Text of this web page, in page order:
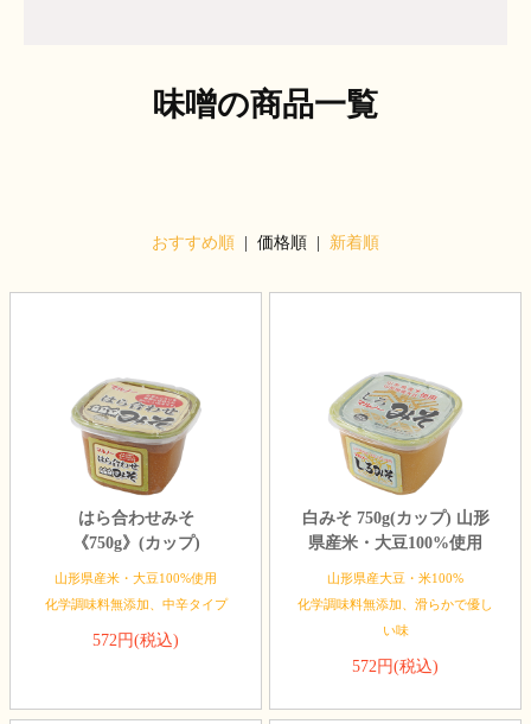
味噌の商品一覧
おすすめ順 | 価格順 | 新着順
はら合わせみそ
《750g》(カップ)
山形県産米・大豆100%使用
化学調味料無添加、中辛タイプ
572円(税込)
白みそ 750g(カップ) 山形
県産米・大豆100%使用
山形県産大豆・米100%
化学調味料無添加、滑らかで優し
い味
572円(税込)